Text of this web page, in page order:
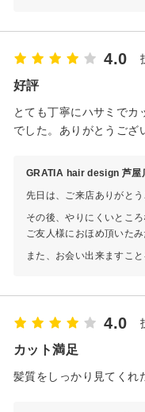
4.0
好評
とても丁寧にハサミで
でした。ありがとうござ
GRATIA hair design 芦屋
先日は、ご来店ありがとう
その後、やりにくいとこ
ご友人様におほめ頂いた
また、お会い出来ますこ
4.0
カット満足
髪質をしっかり見てくれ